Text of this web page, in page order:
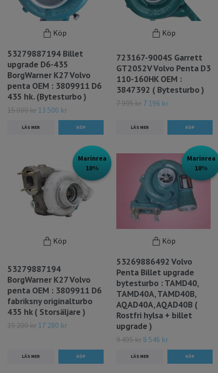
Köp
53279887194 Billet
upgrade D6-435
BorgWarner K27 Volvo
penta OEM : 3809911 D6
435 hk. (Bytesturbo )
15 000 kr 13 500 kr
LÄS MER
Köp
723167-9004S Garrett
GT2052V Volvo Penta D3
110-160HK OEM :
3847392 ( Bytesturbo )
7 995 kr 7 196 kr
LÄS MER
Marinrea
10%
Köp
53279887194
BorgWarner K27 Volvo
penta OEM : 3809911 D6
fabriksny originalturbo
435 hk ( Storsäljare )
19 200 kr 17 280 kr
LÄS MER
Marinrea
10%
Köp
53269886492 Volvo
Penta Billet upgrade
bytesturbo : TAMD40,
TAMD40A, TAMD40B,
AQAD40A, AQAD40B (
Rostfri hylsa + billet
upgrade )
9 495 kr 8 546 kr
LÄS MER